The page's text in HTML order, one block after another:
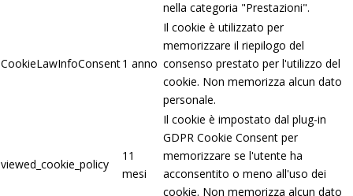
nella categoria "Prestazioni".
CookieLawInfoConsent1 anno
Il cookie è utilizzato per
memorizzare il riepilogo del
consenso prestato per l'utilizzo del
cookie. Non memorizza alcun dato
personale.
viewed_cookie_policy
11
mesi
Il cookie è impostato dal plug-in
GDPR Cookie Consent per
memorizzare se l'utente ha
acconsentito o meno all'uso dei
cookie. Non memorizza alcun dato